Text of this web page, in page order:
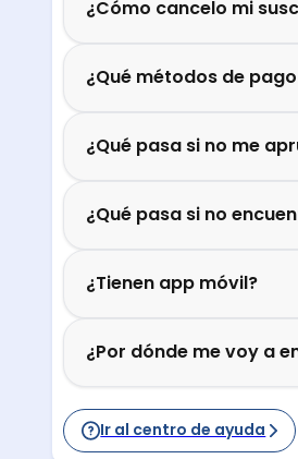
¿Cómo cancelo mi
¿Qué métodos de
¿Qué pasa si no me
¿Qué pasa si no
¿Tienen app móvil?
¿Por dónde me voy a
Ir al centro de ayuda